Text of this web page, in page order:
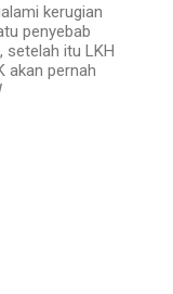
kerugian
penyebab
setelah itu LKH
akan pernah